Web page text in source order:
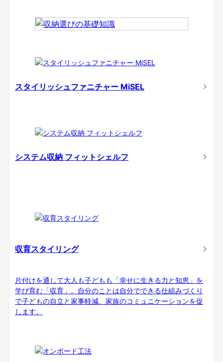
スタイリッシュファニチャー MiSEL
システム収納 フィットシェルフ
収育スタイリング
片付けを通して大人も子どもも「幸せに生きる力と知恵」を
学び育む「収育」。自分のことは自分でできる仕組みづくり
で子どもの自立と家事軽減、家族のコミュニケーションを促
します。